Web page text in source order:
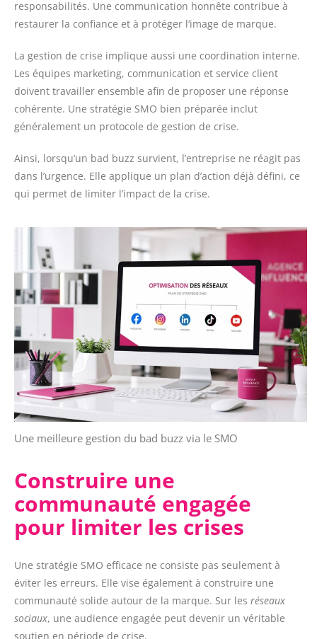
responsabilités. Une communication honnête contribue à
restaurer la confiance et à protéger l’image de marque.
La gestion de crise implique aussi une coordination interne.
Les équipes marketing, communication et service client
doivent travailler ensemble afin de proposer une réponse
cohérente. Une stratégie SMO bien préparée inclut
généralement un protocole de gestion de crise.
Ainsi, lorsqu’un bad buzz survient, l’entreprise ne réagit pas
dans l’urgence. Elle applique un plan d’action déjà défini, ce
qui permet de limiter l’impact de la crise.
Une meilleure gestion du bad buzz via le SMO
Construire une
communauté engagée
pour limiter les crises
Une stratégie SMO efficace ne consiste pas seulement à
éviter les erreurs. Elle vise également à construire une
communauté solide autour de la marque. Sur les réseaux
sociaux, une audience engagée peut devenir un véritable
soutien en période de crise.